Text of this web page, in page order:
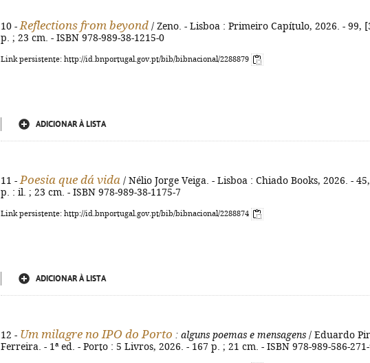
10 - Reflections from beyond / Zeno. - Lisboa : Primeiro Capítulo, 2026. - 99,
p. ; 23 cm. - ISBN 978-989-38-1215-0
Link persistente: http://id.bnportugal.gov.pt/bib/bibnacional/2288879
ADICIONAR À LISTA
11 - Poesia que dá vida / Nélio Jorge Veiga. - Lisboa : Chiado Books, 2026. -
p. : il. ; 23 cm. - ISBN 978-989-38-1175-7
Link persistente: http://id.bnportugal.gov.pt/bib/bibnacional/2288874
ADICIONAR À LISTA
12 - Um milagre no IPO do Porto : alguns poemas e mensagens / Eduardo
Ferreira. - 1ª ed. - Porto : 5 Livros, 2026. - 167 p. ; 21 cm. - ISBN 978-989-586-